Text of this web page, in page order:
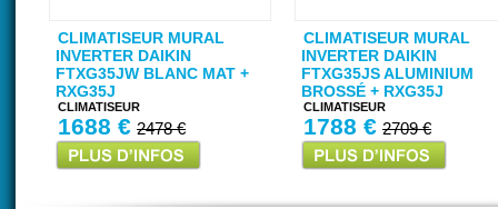
CLIMATISEUR MURAL
INVERTER DAIKIN
FTXG35JW BLANC MAT +
RXG35J
CLIMATISEUR
1688 € 2478 €
CLIMATISEUR MURAL
INVERTER DAIKIN
FTXG35JS ALUMINIUM
BROSSÉ + RXG35J
CLIMATISEUR
1788 € 2709 €